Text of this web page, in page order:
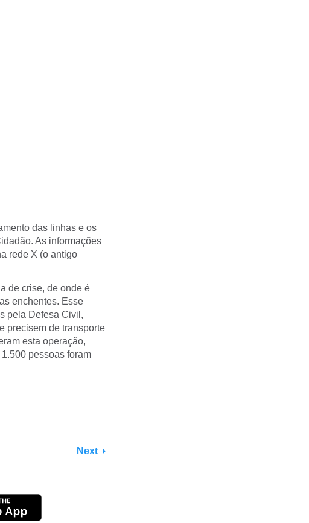
das linhas e os
As informações
rede X (o antigo
de crise, de onde é
enchentes. Esse
pela Defesa Civil,
precisem de transporte
esta operação,
pessoas foram
Next